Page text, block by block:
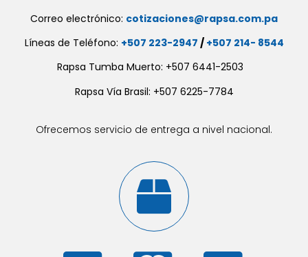
Correo electrónico: cotizaciones@rapsa.com.pa
Líneas de Teléfono: +507 223-2947 / +507 214- 8544
Rapsa Tumba Muerto: +507 6441-2503
Rapsa Vía Brasil: +507 6225-7784
Ofrecemos servicio de entrega a nivel nacional.